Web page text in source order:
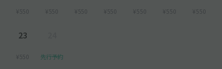
¥550 ¥550 ¥550 ¥550 ¥550 ¥550 ¥550
23
¥550 先行予約